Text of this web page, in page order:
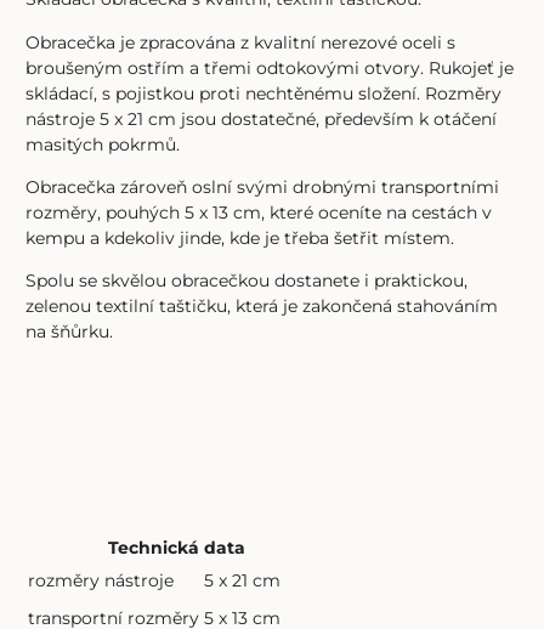
Obracečka je zpracována z kvalitní nerezové oceli s
broušeným ostřím a třemi odtokovými otvory. Rukojeť je
skládací, s pojistkou proti nechtěnému složení. Rozměry
nástroje 5 x 21 cm jsou dostatečné, především k otáčení
masitých pokrmů.
Obracečka zároveň oslní svými drobnými transportními
rozměry, pouhých 5 x 13 cm, které oceníte na cestách v
kempu a kdekoliv jinde, kde je třeba šetřit místem.
Spolu se skvělou obracečkou dostanete i praktickou,
zelenou textilní taštičku, která je zakončená stahováním
na šňůrku.
Technická data
rozměry nástroje
5 x 21 cm
transportní rozměry 5 x 13 cm